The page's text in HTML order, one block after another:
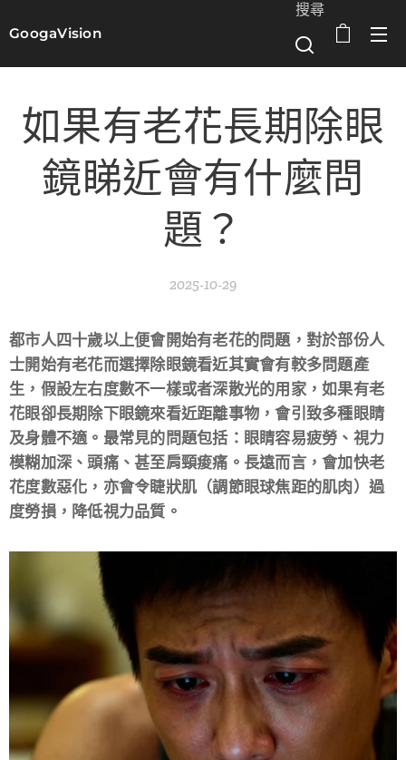
GoogaVision
搜尋
如果有老花長期除眼
鏡睇近會有什麼問
題？
2025-10-29
都市人四十歲以上便會開始有老花的問題，對於部份人
士開始有老花而選擇除眼鏡看近其實會有較多問題產
生，假設左右度數不一樣或者深散光的用家，如果有老
花眼卻長期除下眼鏡來看近距離事物，會引致多種眼睛
及身體不適。最常見的問題包括：眼睛容易疲勞、視力
模糊加深、頭痛、甚至肩頸痠痛。長遠而言，會加快老
花度數惡化，亦會令睫狀肌（調節眼球焦距的肌肉）過
度勞損，降低視力品質。